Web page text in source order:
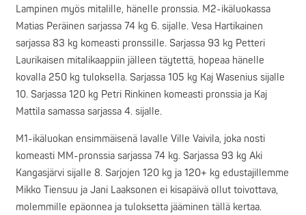
Lampinen myös mitalille, hänelle pronssia. M2-ikäluokassa
Matias Peräinen sarjassa 74 kg 6. sijalle. Vesa Hartikainen
sarjassa 83 kg komeasti pronssille. Sarjassa 93 kg Petteri
Laurikaisen mitalikaappiin jälleen täytettä, hopeaa hänelle
kovalla 250 kg tuloksella. Sarjassa 105 kg Kaj Wasenius sijalle
10. Sarjassa 120 kg Petri Rinkinen komeasti pronssia ja Kaj
Mattila samassa sarjassa 4. sijalle.
M1-ikäluokan ensimmäisenä lavalle Ville Vaivila, joka nosti
komeasti MM-pronssia sarjassa 74 kg. Sarjassa 93 kg Aki
Kangasjärvi sijalle 8. Sarjojen 120 kg ja 120+ kg edustajillemme
Mikko Tiensuu ja Jani Laaksonen ei kisapäivä ollut toivottava,
molemmille epäonnea ja tuloksetta jääminen tällä kertaa.